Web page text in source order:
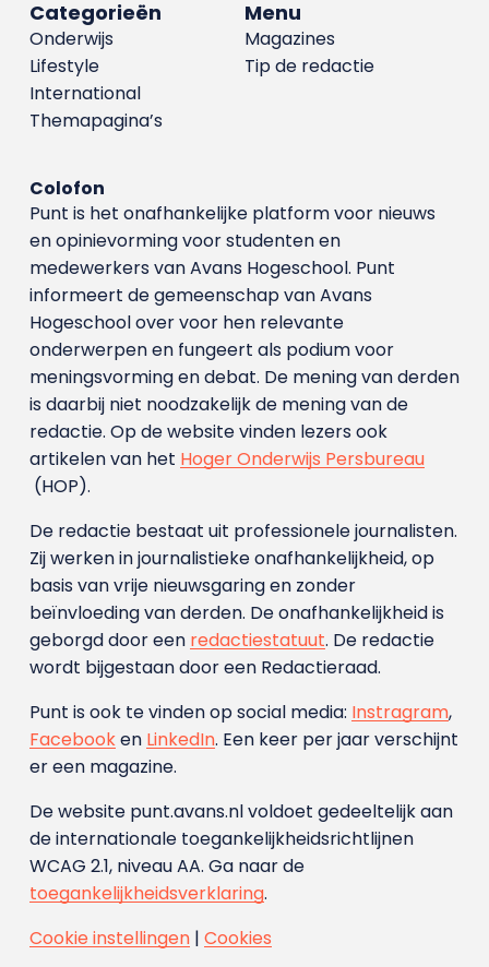
Menu
Magazines
Tip de redactie
Categorieën
Onderwijs
Lifestyle
International
Themapagina’s
Colofon
Punt is het onafhankelijke platform voor nieuws
en opinievorming voor studenten en
medewerkers van Avans Hoge­school. Punt
informeert de gemeenschap van Avans
Hogeschool over voor hen relevante
onderwerpen en fungeert als podium voor
meningsvorming en debat. De mening van derden
is daarbij niet noodzakelijk de mening van de
redactie. Op de website vinden lezers ook
artikelen van het Hoger Onderwijs Persbureau
(HOP).
De redactie bestaat uit professionele journalisten.
Zij werken in journalistieke onafhankelijkheid, op
basis van vrije nieuwsgaring en zonder
beïnvloeding van derden. De onafhankelijkheid is
geborgd door een redactiestatuut. De redactie
wordt bijgestaan door een Redactieraad.
Punt is ook te vinden op social media: Instragram,
Facebooken LinkedIn. Een keer per jaar verschijnt
er een magazine.
De website punt.avans.nl voldoet gedeeltelijk aan
de internationale toegankelijkheidsrichtlijnen
WCAG 2.1, niveau AA. Ga naar de
toegankelijkheidsverklaring.
Cookie instellingen| Cookies